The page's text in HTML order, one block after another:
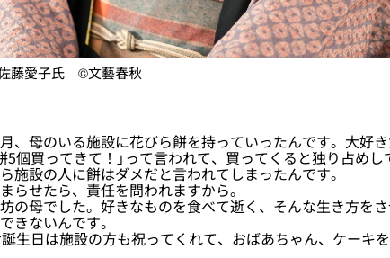
藤愛子氏 ©文藝春秋
、母のいる施設に花びら餅を持っていったんです。大好き
5個買ってきて！」って言われて、買ってくると独り占めし
施設の人に餅はダメだと言われてしまったんです。
らせたら、責任を問われますから。
の母でした。好きなものを食べて逝く、そんな生き方を
きないんです。
生日は施設の方も祝ってくれて、おばあちゃん、ケーキ